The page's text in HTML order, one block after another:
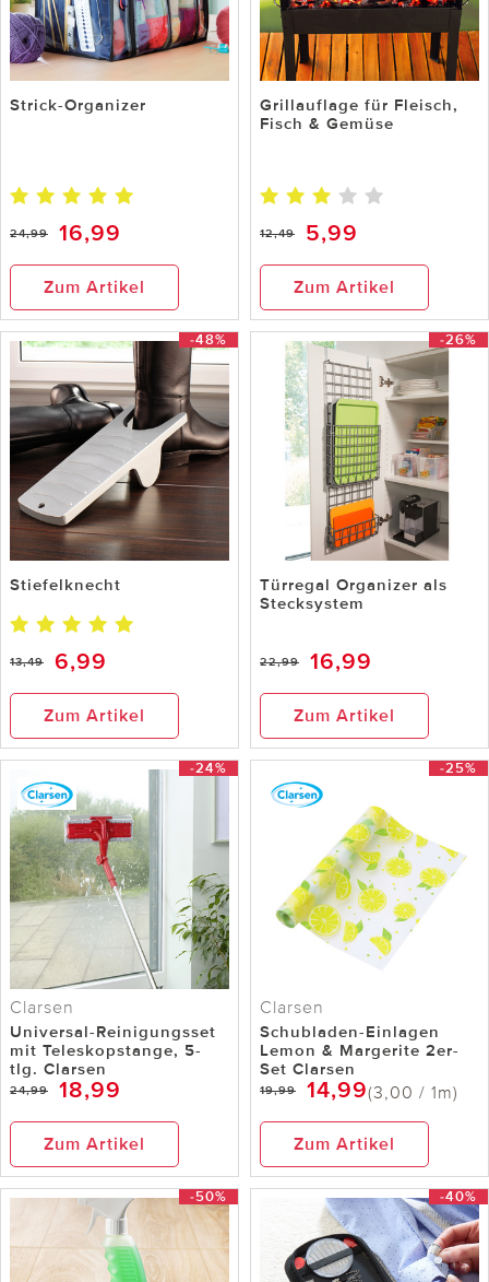
Strick-Organizer
24,99 16,99
Zum Artikel
Grillauflage für Fleisch,
Fisch & Gemüse
12,49 5,99
Zum Artikel
-48%
Stiefelknecht
13,49 6,99
Zum Artikel
-26%
Türregal Organizer als
Stecksystem
22,99 16,99
Zum Artikel
-24%
Clarsen
Universal-Reinigungsset
mit Teleskopstange, 5-
tlg. Clarsen
24,99 18,99
Zum Artikel
-25%
Clarsen
Schubladen-Einlagen
Lemon & Margerite 2er-
Set Clarsen
19,99 14,99(3,00 / 1m)
Zum Artikel
-50% -40%